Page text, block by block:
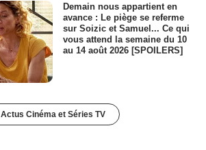
Demain nous appartient en
avance : Le piège se referme
sur Soizic et Samuel... Ce qui
vous attend la semaine du 10
au 14 août 2026 [SPOILERS]
Actus Cinéma et Séries TV